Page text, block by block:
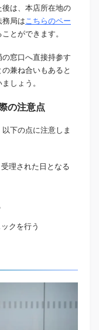
は、本店所在地の
務局は こちらのペー
とができます。
窓口へ直接持参す
兼ね合いもあると
しょう。
の注意点
下の点に注意しま
理された日となる
クを行う